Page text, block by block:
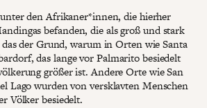
den Afrikaner*innen, die hierher
befanden, die als groß und stark
der Grund, warum in Orten wie Santa
das lange vor Palmarito besiedelt
größer ist. Andere Orte wie San
Lago wurden von versklavten Menschen
Völker besiedelt.